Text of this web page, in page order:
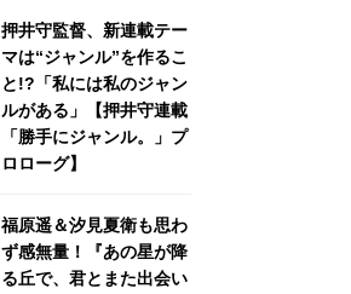
押井守監督、新連載テー
マは“ジャンル”を作るこ
と!?「私には私のジャン
ルがある」【押井守連載
「勝手にジャンル。」プ
ロローグ】
福原遥＆汐見夏衛も思わ
ず感無量！『あの星が降
る丘で、君とまた出会い